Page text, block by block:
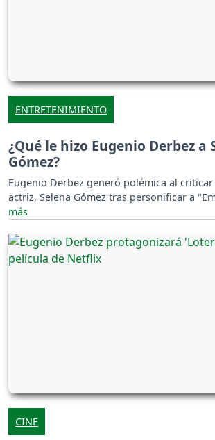
ENTRETENIMIENTO
¿Qué le hizo Eugenio Derbez a
Gómez?
Eugenio Derbez generó polémica al
actriz, Selena Gómez tras personificar a
CINE